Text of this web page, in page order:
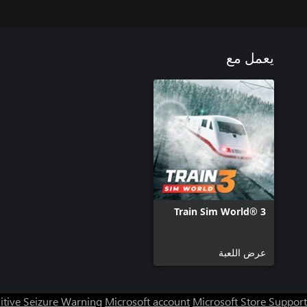
يعمل مع
Train Sim World® 3
عرض اللعبة
Seizure Warning Microsoft account Microsoft Store Support